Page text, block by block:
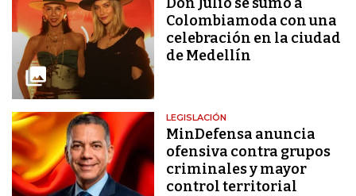
Colombiamoda con una
celebración en la ciudad
de Medellín
LEGISLACIÓN
MinDefensa anuncia
ofensiva contra grupos
criminales y mayor
control territorial